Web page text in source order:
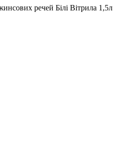
речей Білі Вітрила 1,5л